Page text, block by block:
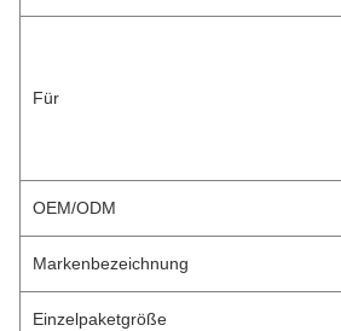
Für
OEM/ODM
Markenbezeichnung
Einzelpaketgröße